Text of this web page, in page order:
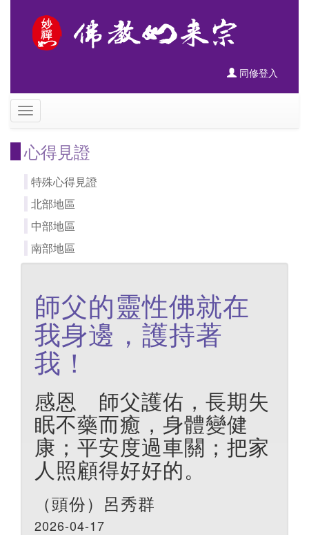
同修登入
心得見證
特殊心得見證
北部地區
中部地區
南部地區
師父的靈性佛就在
我身邊，護持著
我！
感恩 師父護佑，長期失
眠不藥而癒，身體變健
康；平安度過車關；把家
人照顧得好好的。
（頭份）呂秀群
2026-04-17